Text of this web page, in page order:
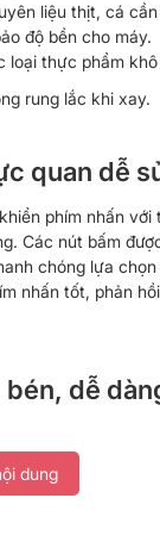
liệu thịt, cá
độ bền cho máy.
loại thực phẩm
rung lắc khi xay.
quan dễ
phím nhấn
Các nút bấm
chóng lựa
nhấn tốt, phản
dễ
thép không gỉ
dàng. Nhờ thiết
dung